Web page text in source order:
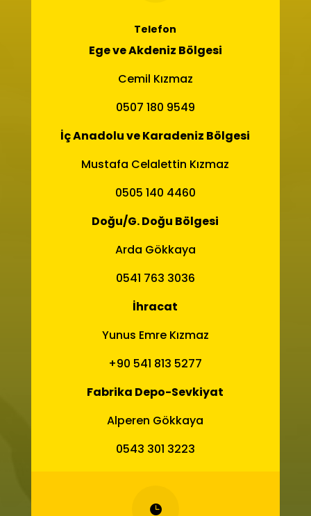
Telefon
Ege ve Akdeniz Bölgesi
Cemil Kızmaz
0507 180 9549
İç Anadolu ve Karadeniz Bölgesi
Mustafa Celalettin Kızmaz
0505 140 4460
Doğu/G. Doğu Bölgesi
Arda Gökkaya
0541 763 3036
İhracat
Yunus Emre Kızmaz
+90 541 813 5277
Fabrika Depo-Sevkiyat
Alperen Gökkaya
0543 301 3223
